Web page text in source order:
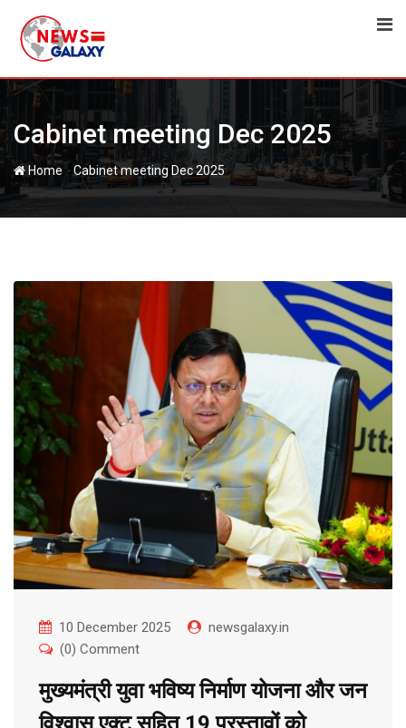
content
Cabinet meeting Dec 2025
Home-Cabinet meeting Dec 2025
10 December 2025
newsgalaxy.in
(0) Comment
मुख्यमंत्री युवा भविष्य निर्माण योजना और जन